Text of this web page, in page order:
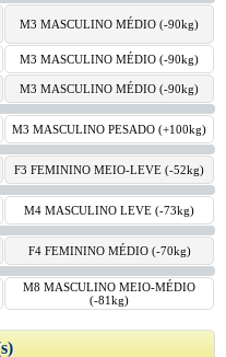
M3 MASCULINO MÉDIO (-90kg)
M3 MASCULINO MÉDIO (-90kg)
M3 MASCULINO MÉDIO (-90kg)
M3 MASCULINO PESADO (+100kg)
F3 FEMININO MEIO-LEVE (-52kg)
M4 MASCULINO LEVE (-73kg)
F4 FEMININO MÉDIO (-70kg)
M8 MASCULINO MEIO-MÉDIO
(-81kg)